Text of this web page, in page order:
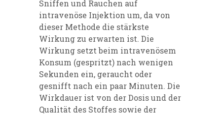
Sniffen und Rauchen auf
intravenöse Injektion um, da von
dieser Methode die stärkste
Wirkung zu erwarten ist. Die
Wirkung setzt beim intravenösem
Konsum (gespritzt) nach wenigen
Sekunden ein, geraucht oder
gesnifft nach ein paar Minuten. Die
Wirkdauer ist von der Dosis und der
Qualität des Stoffes sowie der